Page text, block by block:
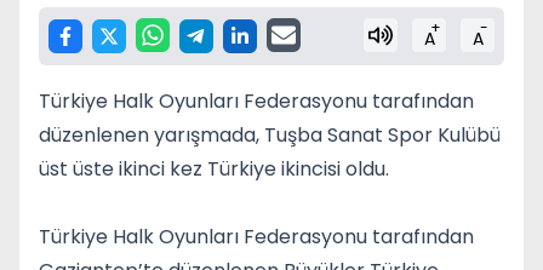
A+ A-
Türkiye Halk Oyunları Federasyonu tarafından
düzenlenen yarışmada, Tuşba Sanat Spor Kulübü
üst üste ikinci kez Türkiye ikincisi oldu.
Türkiye Halk Oyunları Federasyonu tarafından